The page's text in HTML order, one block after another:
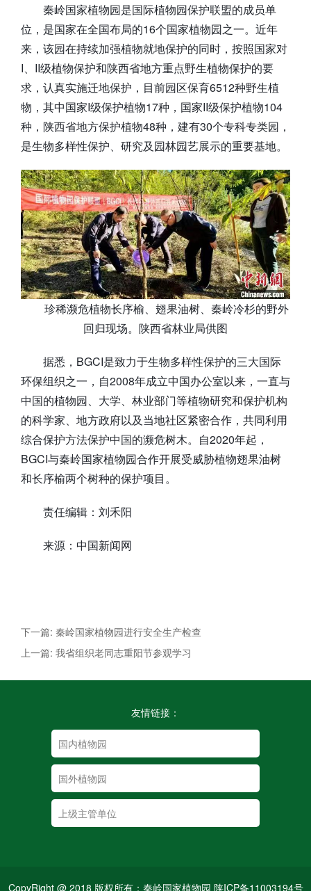
秦岭国家植物园是国际植物园保护联盟的成员单
位，是国家在全国布局的16个国家植物园之一。近年
来，该园在持续加强植物就地保护的同时，按照国家对
I、II级植物保护和陕西省地方重点野生植物保护的要
求，认真实施迁地保护，目前园区保育6512种野生植
物，其中国家I级保护植物17种，国家II级保护植物104
种，陕西省地方保护植物48种，建有30个专科专类园，
是生物多样性保护、研究及园林园艺展示的重要基地。
珍稀濒危植物长序榆、翅果油树、秦岭冷杉的野外
回归现场。陕西省林业局供图
据悉，BGCI是致力于生物多样性保护的三大国际
环保组织之一，自2008年成立中国办公室以来，一直与
中国的植物园、大学、林业部门等植物研究和保护机构
的科学家、地方政府以及当地社区紧密合作，共同利用
综合保护方法保护中国的濒危树木。自2020年起，
BGCI与秦岭国家植物园合作开展受威胁植物翅果油树
和长序榆两个树种的保护项目。
责任编辑：刘禾阳
来源：中国新闻网
下一篇: 秦岭国家植物园进行安全生产检查
上一篇: 我省组织老同志重阳节参观学习
友情链接：
CopyRight @ 2018 版权所有：秦岭国家植物园 陕ICP备11003194号